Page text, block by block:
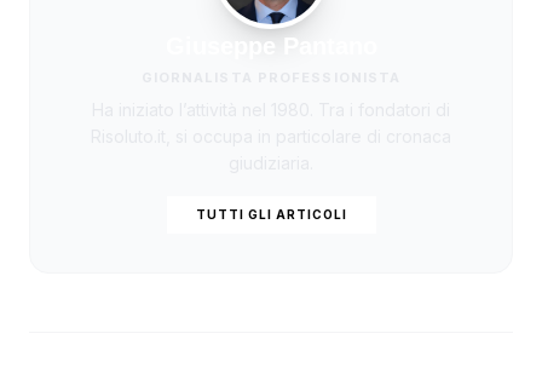
Giuseppe Pantano
TUTTI GLI ARTICOLI